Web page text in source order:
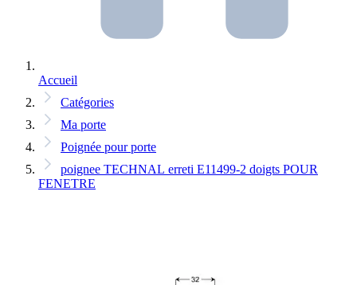
Accueil
Catégories
Ma porte
Poignée pour porte
poignee TECHNAL erreti E11499-2 doigts POUR
FENETRE